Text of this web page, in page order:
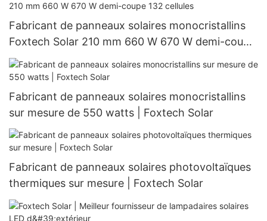
Fabricant de panneaux solaires monocristallins
Foxtech Solar 210 mm 660 W 670 W demi-coupe
132 cellules
Fabricant de panneaux solaires monocristallins
sur mesure de 550 watts | Foxtech Solar
Fabricant de panneaux solaires photovoltaïques
thermiques sur mesure | Foxtech Solar